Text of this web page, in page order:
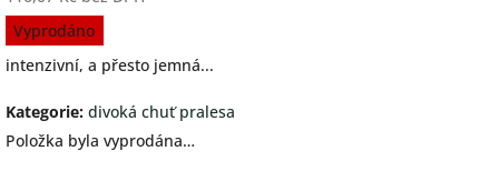
Měrná
cena:
Vyprodáno
intenzivní, a přesto jemná...
Kategorie: divoká chuť pralesa
Položka byla vyprodána…